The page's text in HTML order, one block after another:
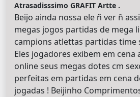
Atrasadisssimo GRAFIT Artte .
Beijo ainda nossa ele ñ ver ñ
megas jogos partidas de mega
campions atlettas partidas time
Eles jogadores exibem em cena
online seus megas dotes cm
perfeitas em partidas em cena
jogadas ! Beijinho